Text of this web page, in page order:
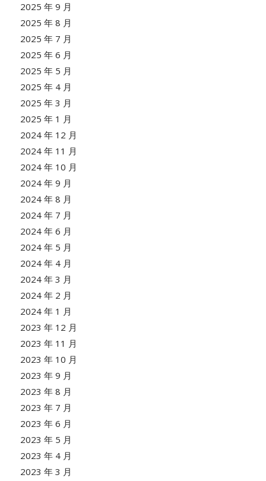
2025 年 9 月
2025 年 8 月
2025 年 7 月
2025 年 6 月
2025 年 5 月
2025 年 4 月
2025 年 3 月
2025 年 1 月
2024 年 12 月
2024 年 11 月
2024 年 10 月
2024 年 9 月
2024 年 8 月
2024 年 7 月
2024 年 6 月
2024 年 5 月
2024 年 4 月
2024 年 3 月
2024 年 2 月
2024 年 1 月
2023 年 12 月
2023 年 11 月
2023 年 10 月
2023 年 9 月
2023 年 8 月
2023 年 7 月
2023 年 6 月
2023 年 5 月
2023 年 4 月
2023 年 3 月